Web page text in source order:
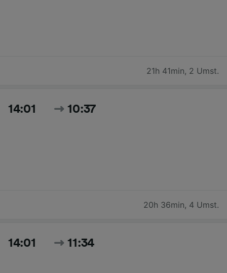
21h 41min, 2 Umst.
14:01 10:37
20h 36min, 4 Umst.
14:01 11:34